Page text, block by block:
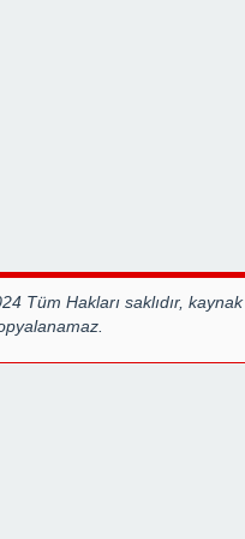
Tüm Hakları saklıdır, kaynak